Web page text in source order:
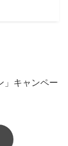
」キャンペー